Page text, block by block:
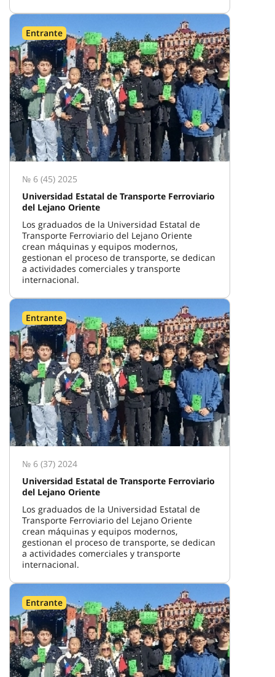
Entrante
№ 6 (45) 2025
Universidad Estatal de Transporte Ferroviario
del Lejano Oriente
Los graduados de la Universidad Estatal de
Transporte Ferroviario del Lejano Oriente
crean máquinas y equipos modernos,
gestionan el proceso de transporte, se dedican
a actividades comerciales y transporte
internacional.
Entrante
№ 6 (37) 2024
Universidad Estatal de Transporte Ferroviario
del Lejano Oriente
Los graduados de la Universidad Estatal de
Transporte Ferroviario del Lejano Oriente
crean máquinas y equipos modernos,
gestionan el proceso de transporte, se dedican
a actividades comerciales y transporte
internacional.
Entrante